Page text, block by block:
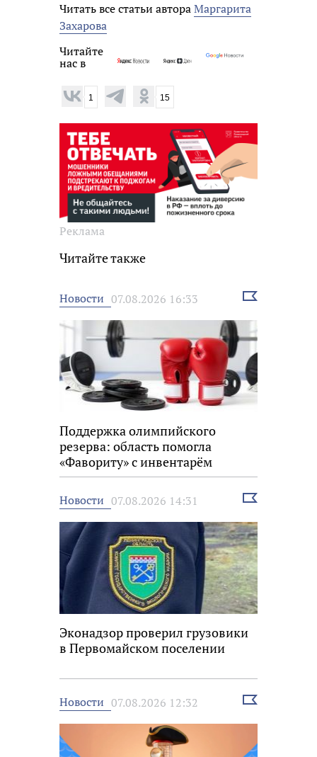
Читать все статьи автораМаргарита
Захарова
Читайте
нас в
1 15
Реклама
Читайте также
Новости 07.08.2026 16:33
Выбрать
Поддержка олимпийского
резерва: область помогла
«Фавориту» с инвентарём
Новости 07.08.2026 14:31
Выбрать
Эконадзор проверил грузовики
в Первомайском поселении
Новости 07.08.2026 12:32
Выбрать